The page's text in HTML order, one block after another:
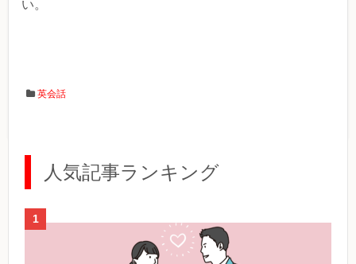
い。
英会話
人気記事ランキング
1